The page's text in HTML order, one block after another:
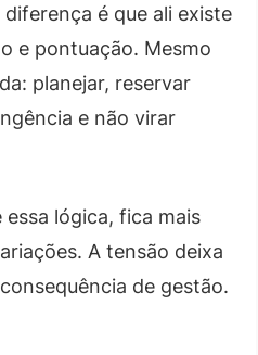
é que ali existe
e pontuação. Mesmo
planejar, reservar
e não virar
lógica, fica mais
A tensão deixa
de gestão.